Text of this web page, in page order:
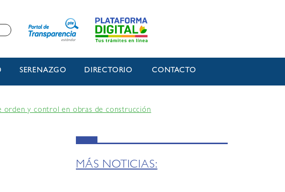
SERENAZGO DIRECTORIO CONTACTO
orden y control en obras de construcción
MÁS NOTICIAS: